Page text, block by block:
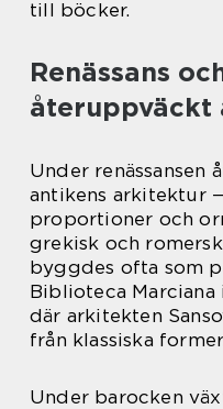
till böcker.
Renässans
återuppväckt
Under renässansen
antikens arkitektur
proportioner och
grekisk och
byggdes ofta som
Biblioteca
där arkitekten
från klassiska
Under barocken